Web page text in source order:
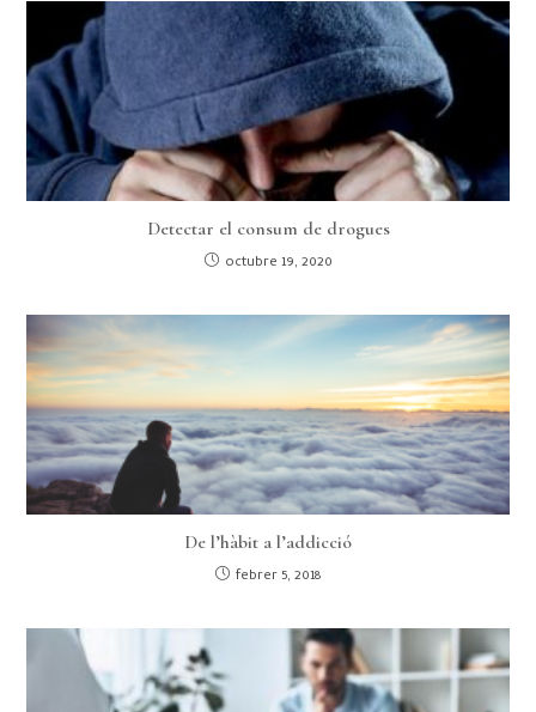
Detectar el consum de drogues
octubre 19, 2020
De l’hàbit a l’addicció
febrer 5, 2018